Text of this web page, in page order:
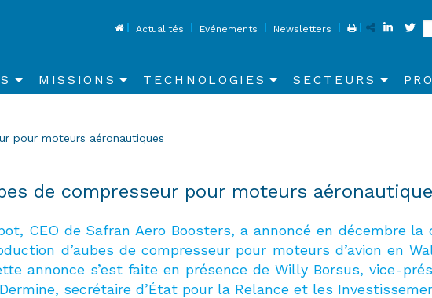
TopActualités Evénements Newsletters
MISSIONS TECHNOLOGIES SECTEURS
pour moteurs aéronautiques
de compresseur pour moteurs
CEO de Safran Aero Boosters, a annoncé en décembre la
d’aubes de compresseur pour moteurs d’avion en
annonce s’est faite en présence de Willy Borsus, vice-
secrétaire d’État pour la Relance et les